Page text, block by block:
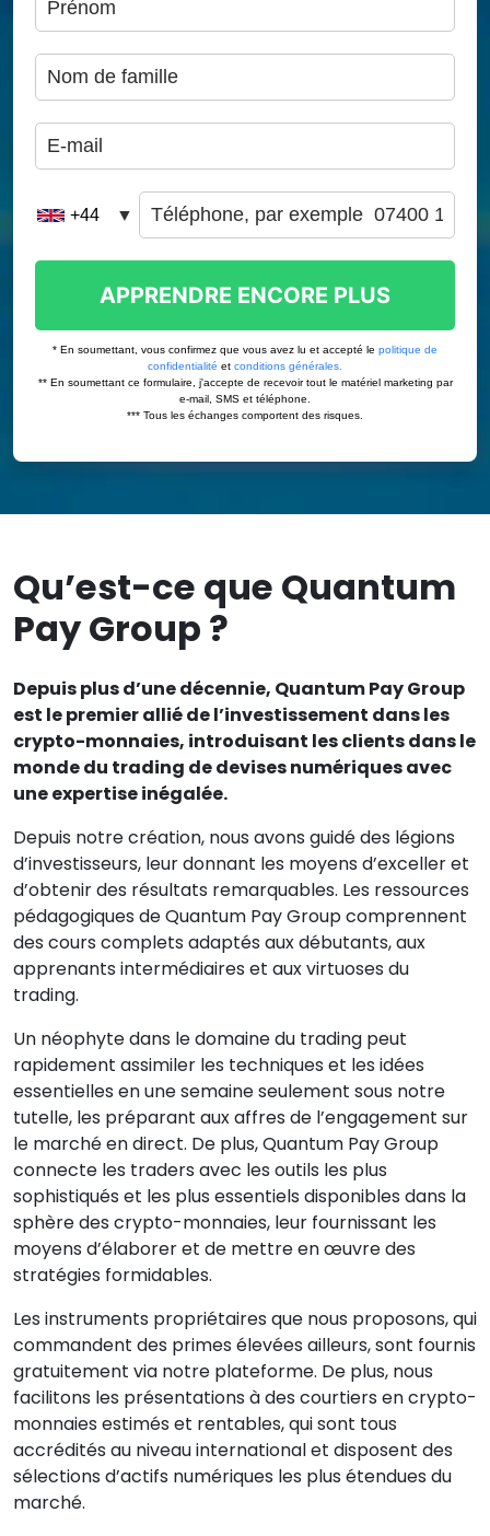
Qu’est-ce que Quantum
Pay Group ?
Depuis plus d’une décennie, Quantum Pay Group
est le premier allié de l’investissement dans les
crypto-monnaies, introduisant les clients dans le
monde du trading de devises numériques avec
une expertise inégalée.
Depuis notre création, nous avons guidé des légions
d’investisseurs, leur donnant les moyens d’exceller et
d’obtenir des résultats remarquables. Les ressources
pédagogiques de Quantum Pay Group comprennent
des cours complets adaptés aux débutants, aux
apprenants intermédiaires et aux virtuoses du
trading.
Un néophyte dans le domaine du trading peut
rapidement assimiler les techniques et les idées
essentielles en une semaine seulement sous notre
tutelle, les préparant aux affres de l’engagement sur
le marché en direct. De plus, Quantum Pay Group
connecte les traders avec les outils les plus
sophistiqués et les plus essentiels disponibles dans la
sphère des crypto-monnaies, leur fournissant les
moyens d’élaborer et de mettre en œuvre des
stratégies formidables.
Les instruments propriétaires que nous proposons, qui
commandent des primes élevées ailleurs, sont fournis
gratuitement via notre plateforme. De plus, nous
facilitons les présentations à des courtiers en crypto-
monnaies estimés et rentables, qui sont tous
accrédités au niveau international et disposent des
sélections d’actifs numériques les plus étendues du
marché.